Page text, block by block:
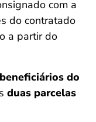
com a
do contratado
a partir do
beneficiários do
duas parcelas